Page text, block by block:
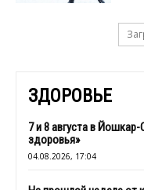
ЗДОРОВЬЕ
7 и 8 августа в
здоровья»
04.08.2026, 17:04